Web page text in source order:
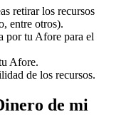
retirar los recursos
entre otros).
por tu Afore para el
Afore.
de los recursos.
de mi